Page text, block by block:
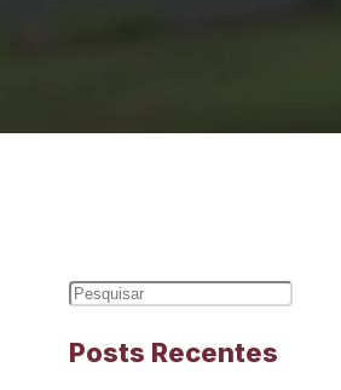
Posts Recentes